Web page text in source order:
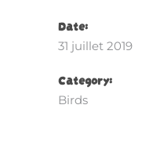
Date:
31 juillet 2019
Category:
Birds